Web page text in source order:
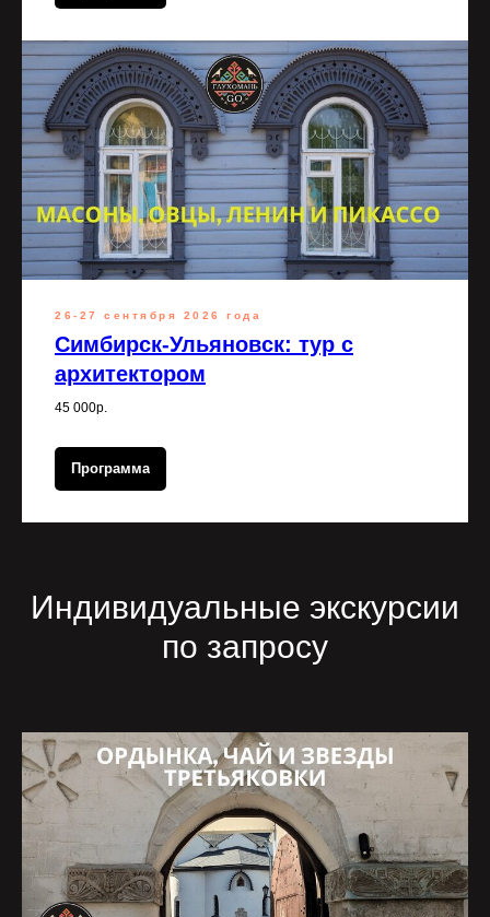
26-27 сентября 2026 года
Симбирск-Ульяновск: тур с
архитектором
45 000р.
Программа
Индивидуальные экскурсии
по запросу